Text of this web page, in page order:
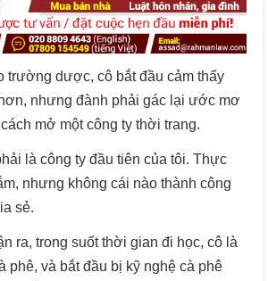
trường dược, cô bắt đầu cảm thấy
nhưng đành phải gác lại ước mơ
mở một công ty thời trang.
là công ty đầu tiên của tôi. Thực
nhưng không cái nào thành công
sẻ.
ra, trong suốt thời gian đi học, cô là
phê, và bắt đầu bị kỹ nghệ cà phê